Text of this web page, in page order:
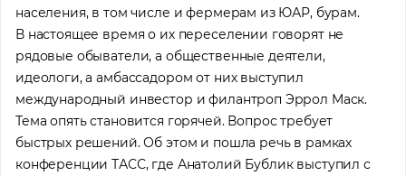
населения, в том числе и фермерам из ЮАР, бурам.
В настоящее время о их переселении говорят не
рядовые обыватели, а общественные деятели,
идеологи, а амбассадором от них выступил
международный инвестор и филантроп Эррол Маск.
Тема опять становится горячей. Вопрос требует
быстрых решений. Об этом и пошла речь в рамках
конференции ТАСС, где Анатолий Бублик выступил с